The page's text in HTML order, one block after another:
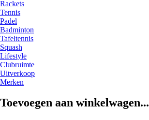
Rackets
Tennis
Padel
Badminton
Tafeltennis
Squash
Lifestyle
Clubruimte
Uitverkoop
Merken
Toevoegen aan winkelwagen...